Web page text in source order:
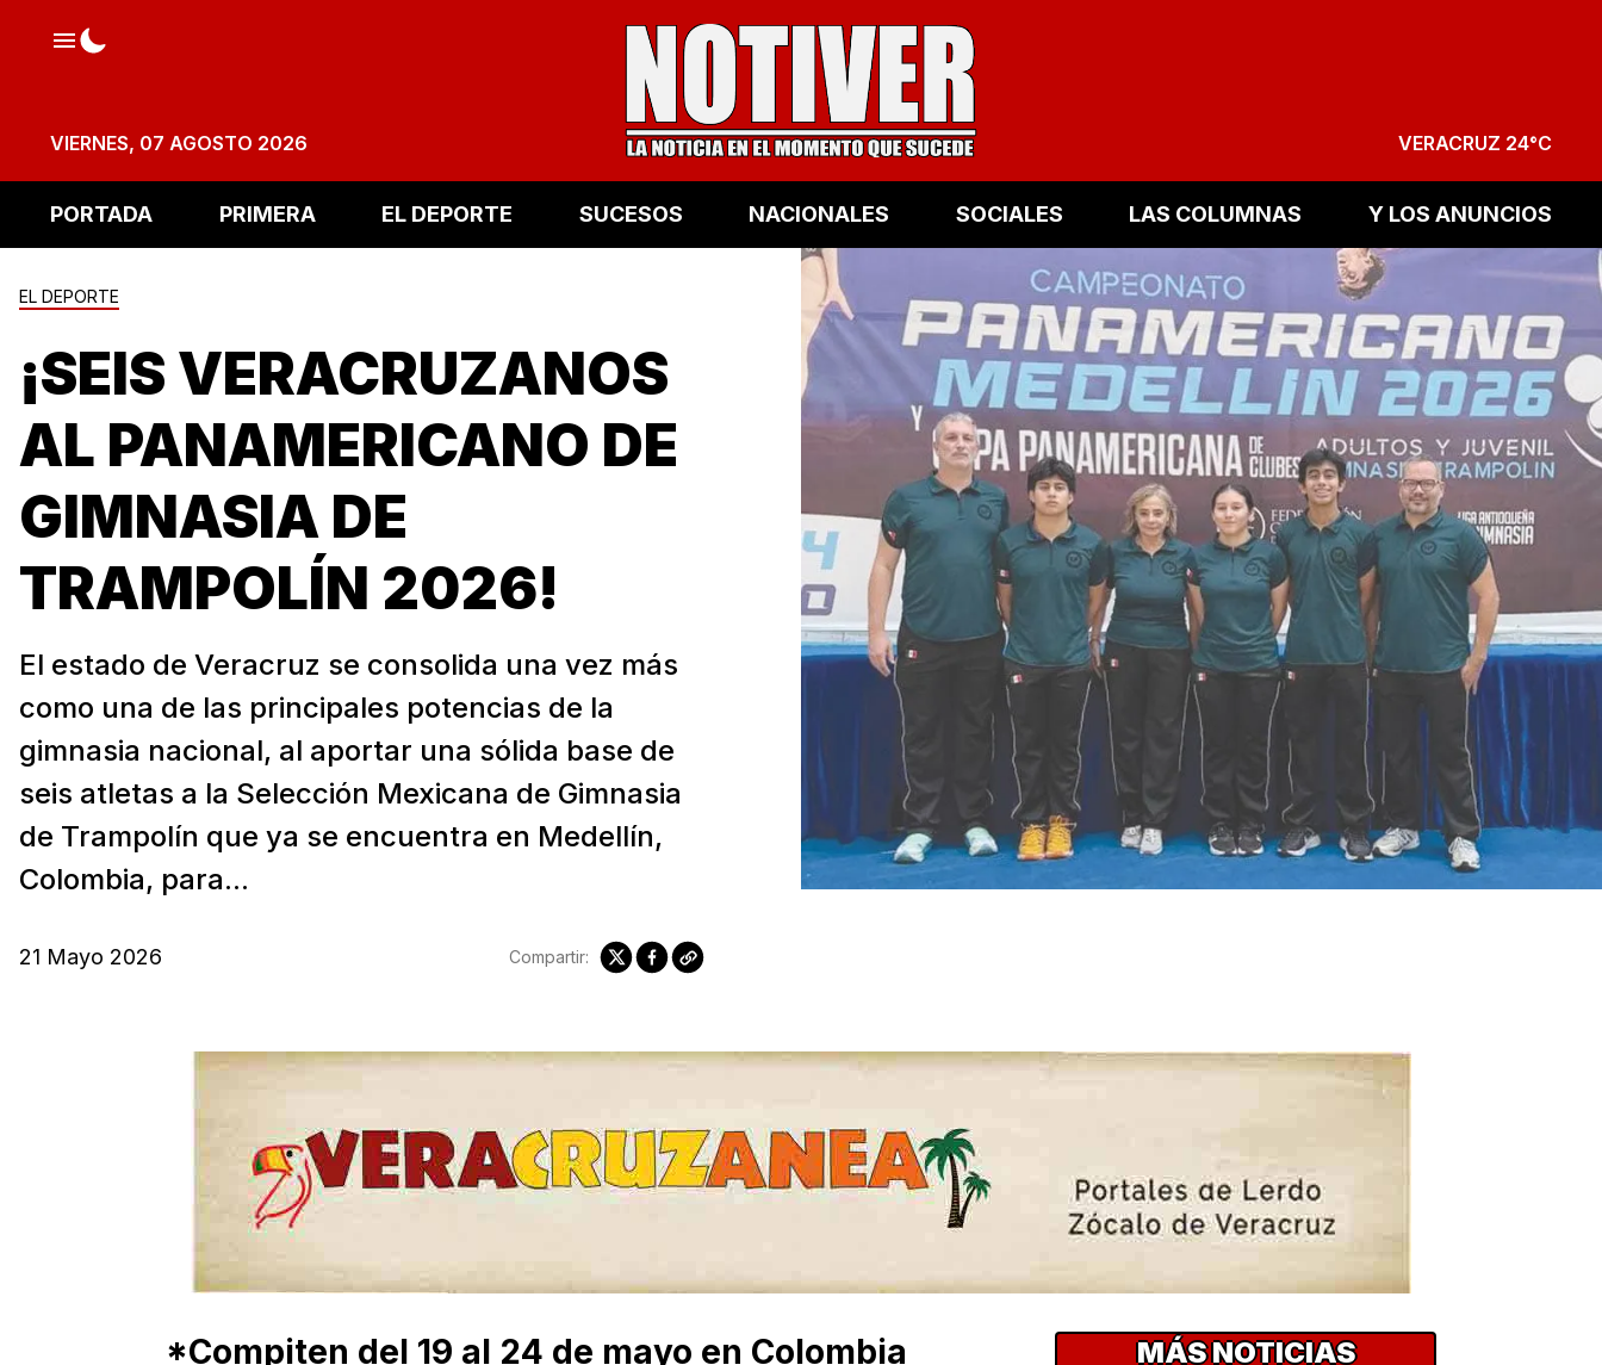
VIERNES, 07 AGOSTO 2026 VERACRUZ 24°C
PORTADA PRIMERA EL DEPORTE SUCESOS NACIONALES SOCIALES LAS COLUMNAS Y LOS ANUNCIOS
EL DEPORTE
¡SEIS VERACRUZANOS
AL PANAMERICANO DE
GIMNASIA DE
TRAMPOLÍN 2026!
El estado de Veracruz se consolida una vez más
como una de las principales potencias de la
gimnasia nacional, al aportar una sólida base de
seis atletas a la Selección Mexicana de Gimnasia
de Trampolín que ya se encuentra en Medellín,
Colombia, para...
21 Mayo 2026 Compartir:
*Compiten del 19 al 24 de mayo en Colombia
MÁS NOTICIAS